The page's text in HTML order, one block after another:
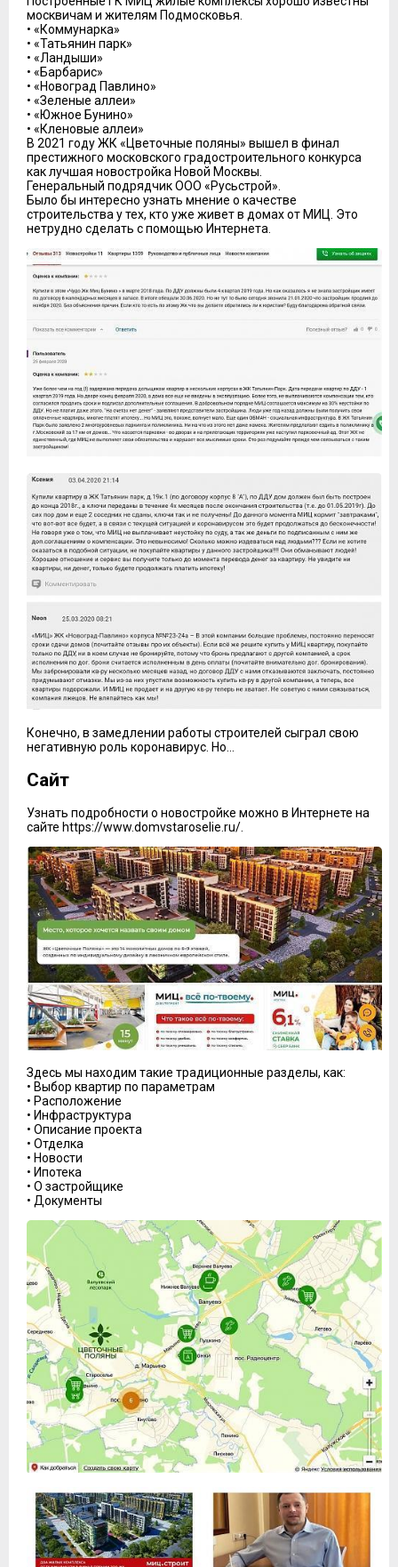
москвичам и жителям Подмосковья.
• «Коммунарка»
• «Татьянин парк»
• «Ландыши»
• «Барбарис»
• «Новоград Павлино»
• «Зеленые аллеи»
• «Южное Бунино»
• «Кленовые аллеи»
В 2021 году ЖК «Цветочные поляны» вышел в финал
престижного московского градостроительного конкурса
как лучшая новостройка Новой Москвы.
Генеральный подрядчик ООО «Русьстрой».
Было бы интересно узнать мнение о качестве
строительства у тех, кто уже живет в домах от МИЦ. Это
нетрудно сделать с помощью Интернета.
Конечно, в замедлении работы строителей сыграл свою
негативную роль коронавирус. Но...
Сайт
Узнать подробности о новостройке можно в Интернете на
сайте https://www.domvstaroselie.ru/.
Здесь мы находим такие традиционные разделы, как:
• Выбор квартир по параметрам
• Расположение
• Инфраструктура
• Описание проекта
• Отделка
• Новости
• Ипотека
• О застройщике
• Документы